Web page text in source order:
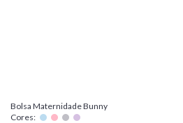
Bolsa Maternidade Bunny
Cores: